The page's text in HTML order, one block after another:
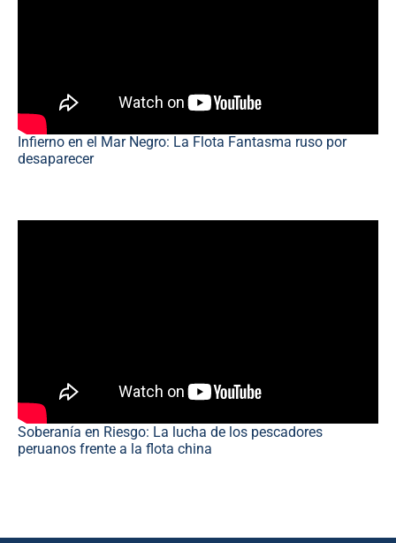
Infierno en el Mar Negro: La Flota Fantasma ruso por
desaparecer
Soberanía en Riesgo: La lucha de los pescadores
peruanos frente a la flota china